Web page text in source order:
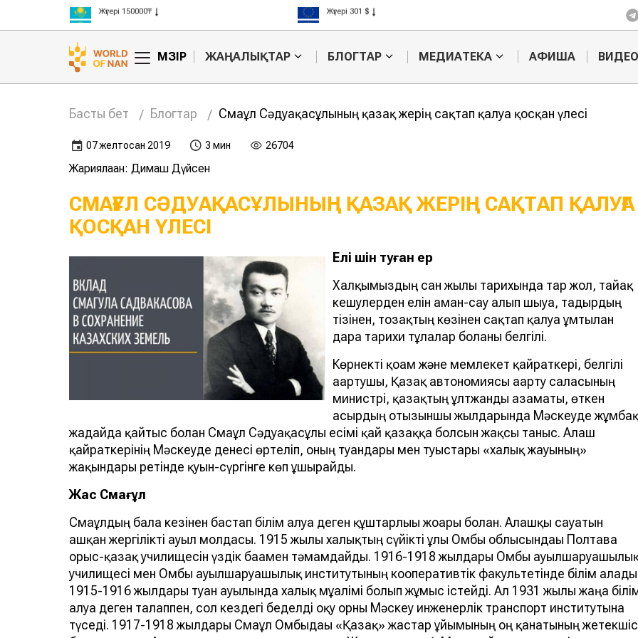
Жүгері 150000₸
Күріш 300000₸
Жүгері 301 $
Күріш 408 $
МӘЗІР ЖАҢАЛЫҚТАР БЛОГТАР МЕДИАТЕКА АФИША ВИДЕО
Басты бет Блогтар Смағұл Сәдуақасұлының қазақ жерің сақтап қалуға қосқан үлесі
07 желтоқсан 2019 3 мин 26704
Жариялаған: Димаш Дүйсен
СМАҒҰЛ СӘДУАҚАСҰЛЫНЫҢ ҚАЗАҚ ЖЕРІҢ САҚТАП ҚАЛУҒА
ҚОСҚАН ҮЛЕСІ
Елі ү шін туған ер
Халқымыздың сан жылғы тарихында тар жол, тайғақ
кешулерден елін аман-сау алып шығуға, тағдырдың
тізінен, тозақтың көзінен сақтап қалуға ұмтылған
дара тарихи тұлғалар болғаны белгілі.
Көрнекті қоғам және мемлекет қайраткері, белгілі
ағартушы, Қазақ автономиясы ағарту саласының
министрі, қазақтың ұлтжанды азаматы, өткен
ғасырдың отызыншы жылдарында Мәскеуде жұмбақ
жағдайда қайтыс болған Смағұл Сәдуақасұлы есімі қай қазаққа болсын жақсы таныс. Алаш
қайраткерінің Мәскеуде денесі өртеліп, оның туғандары мен туыстары «халық жауының»
жақындары ретінде қуғын-сүргінге көп ұшырайды.
Жас Смағұл
Смағұлдың бала кезінен бастап білім алуға деген құштарлығы жоғары болған. Алғашқы сауатын
ашқан жергілікті ауыл молдасы. 1915 жылы халықтың сүйікті ұлы Омбы облысындағы Полтава
орыс-қазақ училищесін үздік бағамен тәмамдайды. 1916-1918 жылдары Омбы
училищесі мен Омбы ауылшаруашылық институтының кооперативтік факультетінде білім
1915-1916 жылдары туған ауылында халық мұғалімі болып жұмыс істейді. Ал 1931 жылы жаңа
алуға деген талаппен, сол кездегі беделді оқу орны Мәскеу инженерлік транспорт институтына
түседі. 1917-1918 жылдары Смағұл Омбыдағы «Қазақ» жастар ұйымының оң қанатының
Ыбырай Жақаев
қазақ зиялыларының